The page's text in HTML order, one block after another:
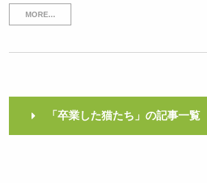
MORE…
「卒業した猫たち」の記事一覧